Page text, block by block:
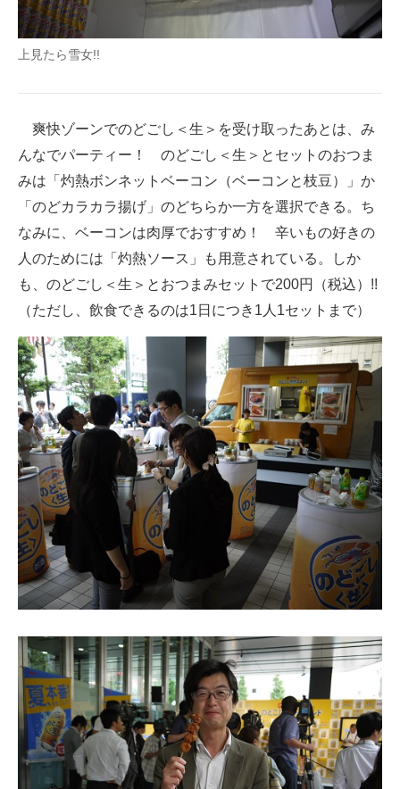
上見たら雪女!!
爽快ゾーンでのどごし＜生＞を受け取ったあとは、み
んなでパーティー！ のどごし＜生＞とセットのおつま
みは「灼熱ボンネットベーコン（ベーコンと枝豆）」か
「のどカラカラ揚げ」のどちらか一方を選択できる。ち
なみに、ベーコンは肉厚でおすすめ！ 辛いもの好きの
人のためには「灼熱ソース」も用意されている。しか
も、のどごし＜生＞とおつまみセットで200円（税込）!!
（ただし、飲食できるのは1日につき1人1セットまで）